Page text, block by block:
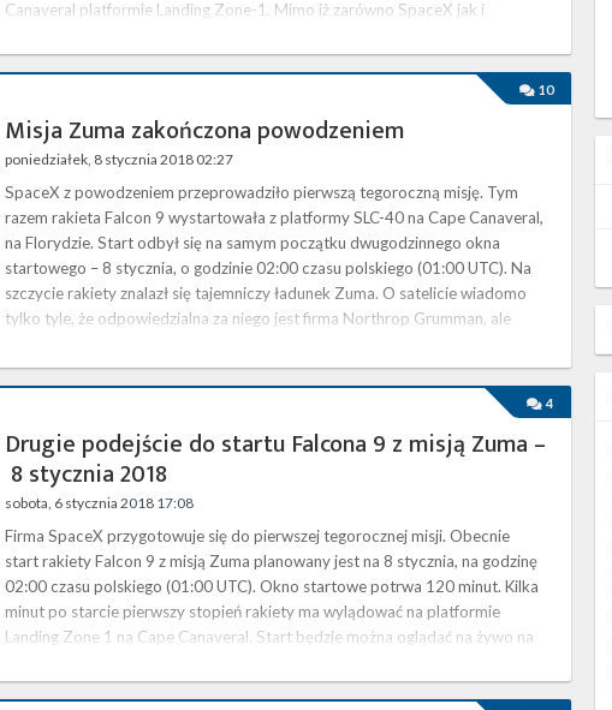
Canaveral platformie Landing Zone-1. Mimo iż zarówno SpaceX jak i
starcie, kolejnego dnia pojawiły się plotki, które sugerują, że Zuma …
10
Misja Zuma zakończona powodzeniem
poniedziałek, 8 stycznia 2018 02:27
SpaceX z powodzeniem przeprowadziło pierwszą tegoroczną misję. Tym
razem rakieta Falcon 9 wystartowała z platformy SLC-40 na Cape Canaveral,
na Florydzie. Start odbył się na samym początku dwugodzinnego okna
startowego – 8 stycznia, o godzinie 02:00 czasu polskiego (01:00 UTC). Na
szczycie rakiety znalazł się tajemniczy ładunek Zuma. O satelicie wiadomo
tylko tyle, że odpowiedzialna za niego jest firma Northrop Grumman, ale
4
Drugie podejście do startu Falcona 9 z misją Zuma –
8 stycznia 2018
sobota, 6 stycznia 2018 17:08
Firma SpaceX przygotowuje się do pierwszej tegorocznej misji. Obecnie
start rakiety Falcon 9 z misją Zuma planowany jest na 8 stycznia, na godzinę
02:00 czasu polskiego (01:00 UTC). Okno startowe potrwa 120 minut. Kilka
minut po starcie pierwszy stopień rakiety ma wylądować na platformie
Landing Zone 1 na Cape Canaveral. Start będzie można oglądać na żywo na
planowana na połowę listopada . Firma zdecydowała się …